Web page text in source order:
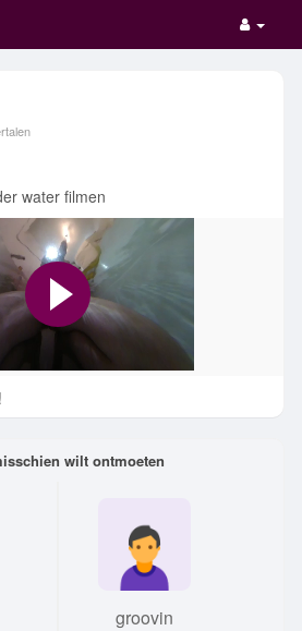
water filmen
wilt ontmoeten
groovin